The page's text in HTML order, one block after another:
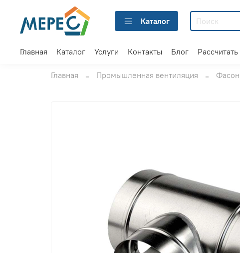
Каталог
Главная Каталог Услуги Контакты Блог
Главная Промышленная вентиляция